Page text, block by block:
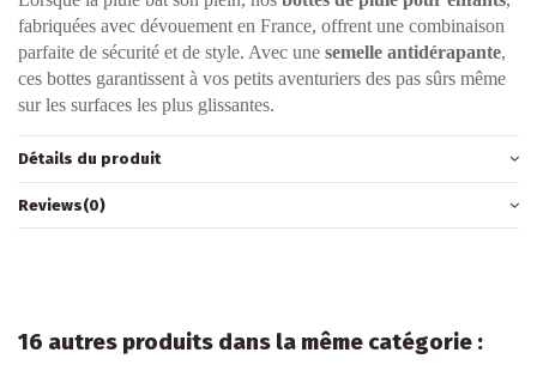
fabriquées avec dévouement en France, offrent une combinaison
parfaite de sécurité et de style. Avec une semelle antidérapante,
ces bottes garantissent à vos petits aventuriers des pas sûrs même
sur les surfaces les plus glissantes.
Détails du produit
Reviews(0)
16 autres produits dans la même catégorie :